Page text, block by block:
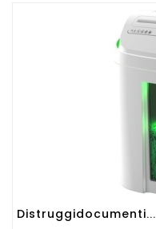
Distruggidocumenti...